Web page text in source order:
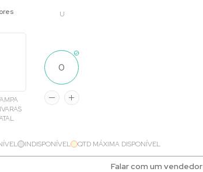
U
INDISPONÍVEL QTD MÁXIMA DISPONÍVEL
Falar com um vendedor